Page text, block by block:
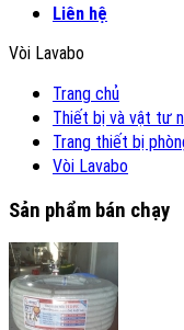
Liên hệ
Vòi Lavabo
Trang chủ
Thiết bị và vật tư
Trang thiết bị
Vòi Lavabo
Sản phẩm bán chạy